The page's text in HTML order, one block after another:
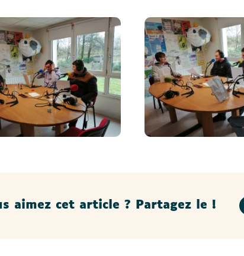
aimez cet article ? Partagez le !